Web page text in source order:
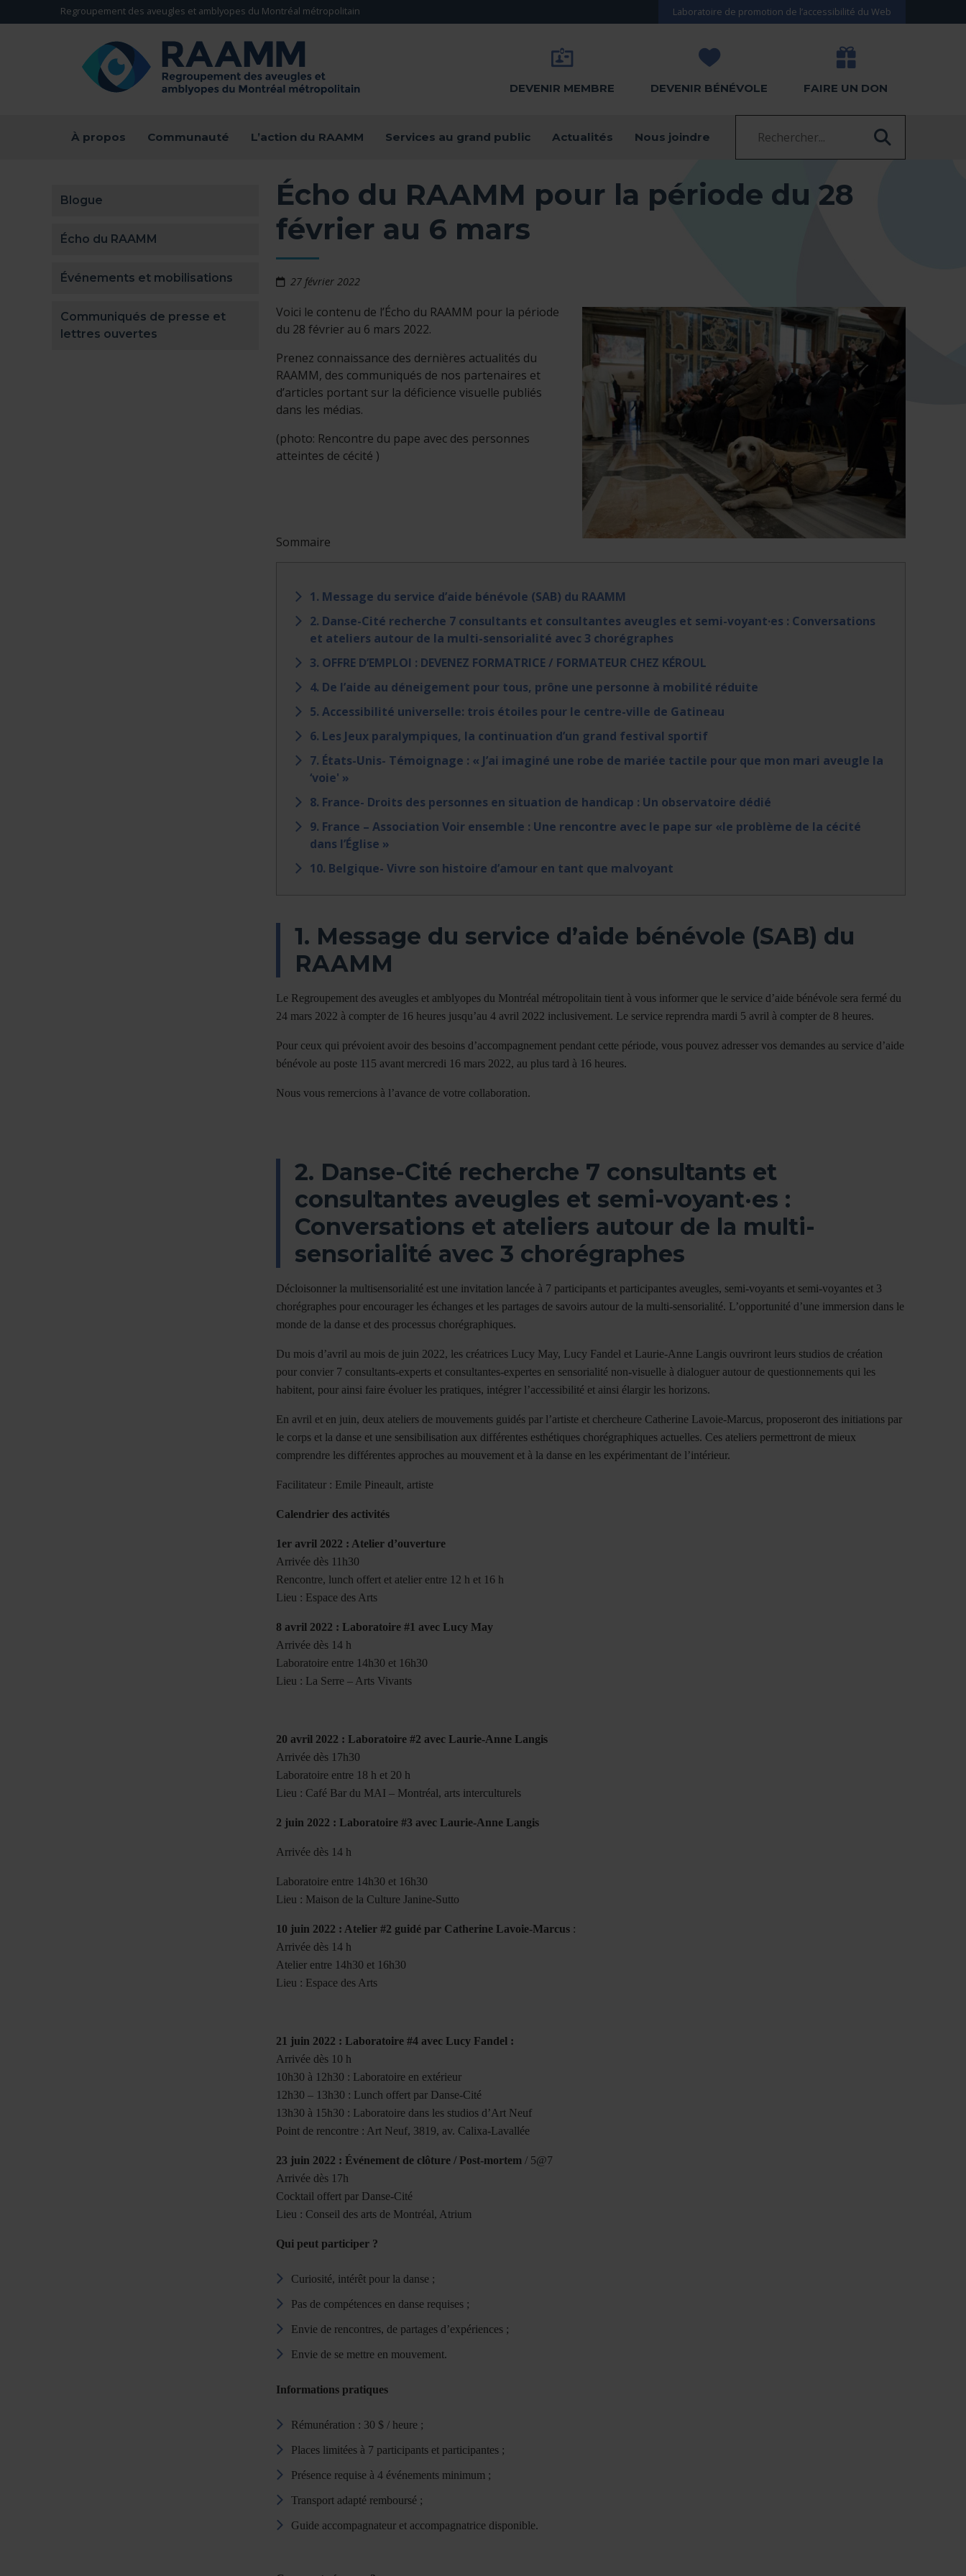
Aller directement au contenu
Regroupement des aveugles et amblyopes du Montréal métropolitain Laboratoire de promotion de l’accessibilité du Web
DEVENIR MEMBRE DEVENIR BÉNÉVOLE FAIRE UN DON
À propos Communauté L’action du RAAMM Services au grand public Actualités Nous joindre
Blogue
Écho du RAAMM
Événements et mobilisations
Communiqués de presse et
lettres ouvertes
Écho du RAAMM pour la période du 28
février au 6 mars
27 février 2022
Voici le contenu de l’Écho du RAAMM pour la période
du 28 février au 6 mars 2022.
Prenez connaissance des dernières actualités du
RAAMM, des communiqués de nos partenaires et
d’articles portant sur la déficience visuelle publiés
dans les médias.
(photo: Rencontre du pape avec des personnes
atteintes de cécité )
Sommaire
1. Message du service d’aide bénévole (SAB) du RAAMM
2. Danse-Cité recherche 7 consultants et consultantes aveugles et semi-voyant·es : Conversations
et ateliers autour de la multi-sensorialité avec 3 chorégraphes
3. OFFRE D’EMPLOI : DEVENEZ FORMATRICE / FORMATEUR CHEZ KÉROUL
4. De l’aide au déneigement pour tous, prône une personne à mobilité réduite
5. Accessibilité universelle: trois étoiles pour le centre-ville de Gatineau
6. Les Jeux paralympiques, la continuation d’un grand festival sportif
7. États-Unis- Témoignage : « J’ai imaginé une robe de mariée tactile pour que mon mari aveugle la
‘voie' »
8. France- Droits des personnes en situation de handicap : Un observatoire dédié
9. France – Association Voir ensemble : Une rencontre avec le pape sur «le problème de la cécité
dans l’Église »
10. Belgique- Vivre son histoire d’amour en tant que malvoyant
1. Message du service d’aide bénévole (SAB) du
RAAMM
Le Regroupement des aveugles et amblyopes du Montréal métropolitain tient à vous informer que le service d’aide bénévole sera fermé du
24 mars 2022 à compter de 16 heures jusqu’au 4 avril 2022 inclusivement. Le service reprendra mardi 5 avril à compter de 8 heures.
Pour ceux qui prévoient avoir des besoins d’accompagnement pendant cette période, vous pouvez adresser vos demandes au service d’aide
bénévole au poste 115 avant mercredi 16 mars 2022, au plus tard à 16 heures.
Nous vous remercions à l’avance de votre collaboration.
2. Danse-Cité recherche 7 consultants et
consultantes aveugles et semi-voyant·es :
Conversations et ateliers autour de la multi-
sensorialité avec 3 chorégraphes
Décloisonner la multisensorialité est une invitation lancée à 7 participants et participantes aveugles, semi-voyants et semi-voyantes et 3
chorégraphes pour encourager les échanges et les partages de savoirs autour de la multi-sensorialité. L’opportunité d’une immersion dans le
monde de la danse et des processus chorégraphiques.
Du mois d’avril au mois de juin 2022, les créatrices Lucy May, Lucy Fandel et Laurie-Anne Langis ouvriront leurs studios de création
pour convier 7 consultants-experts et consultantes-expertes en sensorialité non-visuelle à dialoguer autour de questionnements qui les
habitent, pour ainsi faire évoluer les pratiques, intégrer l’accessibilité et ainsi élargir les horizons.
En avril et en juin, deux ateliers de mouvements guidés par l’artiste et chercheure Catherine Lavoie-Marcus, proposeront des initiations par
le corps et la danse et une sensibilisation aux différentes esthétiques chorégraphiques actuelles. Ces ateliers permettront de mieux
comprendre les différentes approches au mouvement et à la danse en les expérimentant de l’intérieur.
Facilitateur : Emile Pineault, artiste
Calendrier des activités
1er avril 2022 : Atelier d’ouverture
Arrivée dès 11h30
Rencontre, lunch offert et atelier entre 12 h et 16 h
Lieu : Espace des Arts
8 avril 2022 : Laboratoire #1 avec Lucy May
Arrivée dès 14 h
Laboratoire entre 14h30 et 16h30
Lieu : La Serre – Arts Vivants
20 avril 2022 : Laboratoire #2 avec Laurie-Anne Langis
Arrivée dès 17h30
Laboratoire entre 18 h et 20 h
Lieu : Café Bar du MAI – Montréal, arts interculturels
2 juin 2022 : Laboratoire #3 avec Laurie-Anne Langis
Arrivée dès 14 h
Laboratoire entre 14h30 et 16h30
Lieu : Maison de la Culture Janine-Sutto
10 juin 2022 : Atelier #2 guidé par Catherine Lavoie-Marcus :
Arrivée dès 14 h
Atelier entre 14h30 et 16h30
Lieu : Espace des Arts
21 juin 2022 : Laboratoire #4 avec Lucy Fandel :
Arrivée dès 10 h
10h30 à 12h30 : Laboratoire en extérieur
12h30 – 13h30 : Lunch offert par Danse-Cité
13h30 à 15h30 : Laboratoire dans les studios d’Art Neuf
Point de rencontre : Art Neuf, 3819, av. Calixa-Lavallée
23 juin 2022 : Événement de clôture / Post-mortem / 5@7
Arrivée dès 17h
Cocktail offert par Danse-Cité
Lieu : Conseil des arts de Montréal, Atrium
Qui peut participer ?
Curiosité, intérêt pour la danse ;
Pas de compétences en danse requises ;
Envie de rencontres, de partages d’expériences ;
Envie de se mettre en mouvement.
Informations pratiques
Rémunération : 30 $ / heure ;
Places limitées à 7 participants et participantes ;
Présence requise à 4 événements minimum ;
Transport adapté remboursé ;
Guide accompagnateur et accompagnatrice disponible.